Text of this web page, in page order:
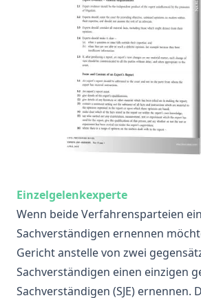
Einzelgelenkexperte
Wenn beide Verfahrensparteien
Sachverständigen ernennen
Gericht anstelle von zwei
Sachverständigen einen einzigen
Sachverständigen (SJE) ernennen.